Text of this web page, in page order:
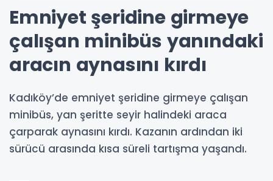
Emniyet şeridine girmeye
çalışan minibüs yanındaki
aracın aynasını kırdı
Kadıköy’de emniyet şeridine girmeye çalışan
minibüs, yan şeritte seyir halindeki araca
çarparak aynasını kırdı. Kazanın ardından iki
sürücü arasında kısa süreli tartışma yaşandı.